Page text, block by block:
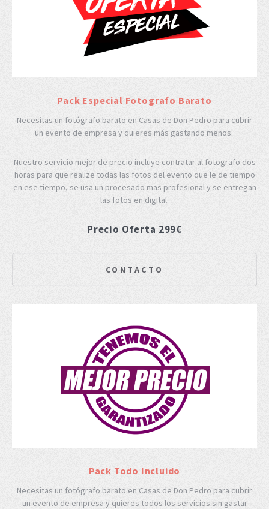
Pack Especial Fotografo Barato
Necesitas un fotógrafo barato en Casas de Don Pedro para cubrir
un evento de empresa y quieres más gastando menos.
Nuestro servicio mejor de precio incluye contratar al fotografo dos
horas para que realize todas las fotos del evento que le de tiempo
en ese tiempo, se usa un procesado mas profesional y se entregan
las fotos en digital.
Precio Oferta 299€
CONTACTO
Pack Todo Incluido
Necesitas un fotógrafo barato en Casas de Don Pedro para cubrir
un evento de empresa y quieres todos los servicios sin gastar